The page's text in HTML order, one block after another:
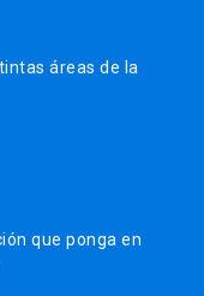
áreas de la
que ponga en